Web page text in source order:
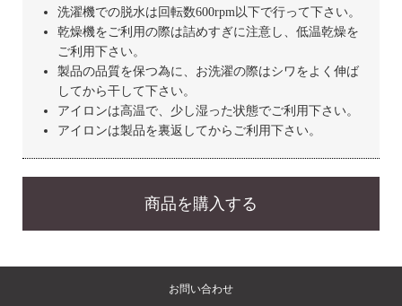
洗濯機での脱水は回転数600rpm以下で行って下さい。
乾燥機をご利用の際は詰めすぎに注意し、低温乾燥を
ご利用下さい。
製品の品質を保つ為に、お洗濯の際はシワをよく伸ば
してから干して下さい。
アイロンは高温で、少し湿った状態でご利用下さい。
アイロンは製品を裏返してからご利用下さい。
商品を購入する
お問い合わせ